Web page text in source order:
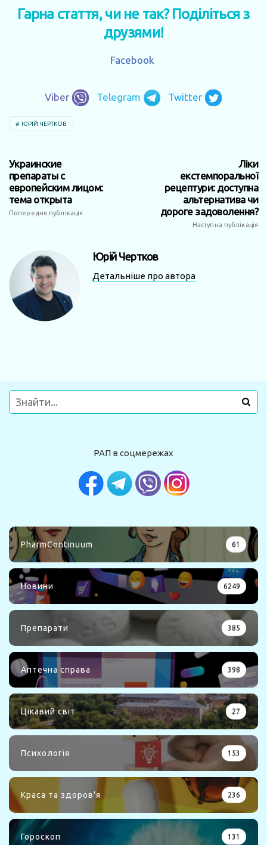
Гарна стаття, чи не так? Поділіться з
друзями!
Facebook
Viber Telegram Twitter
ЮРІЙ ЧЕРТКОВ
Украинские
препараты с
европейским лицом:
тема открыта
Попередня публікація
Ліки
екстемпоральної
рецептури: доступна
альтернатива чи
дороге задоволення?
Наступна публікація
Юрій Чертков
Детальніше про автора
РАП в соцмережах
PharmContinuum 61
Новини 6249
Препарати 385
Аптечна справа 398
Цікавий світ 27
Психологія 153
Краса та здоров'я 236
Гороскоп 131